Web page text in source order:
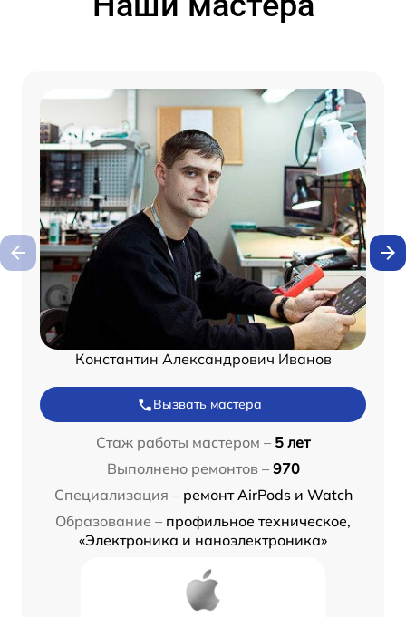
Константин Александрович Иванов
Вызвать мастера
Стаж работы мастером – 5 лет
Выполнено ремонтов – 970
Специализация – ремонт AirPods и Watch
Образование – профильное техническое,
«Электроника и наноэлектроника»